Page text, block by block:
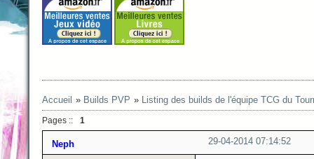
Accueil » Builds PVP » Listing des builds de l'équipe TCG du
Pages :: 1
29-04-2014 07:14:52
Neph